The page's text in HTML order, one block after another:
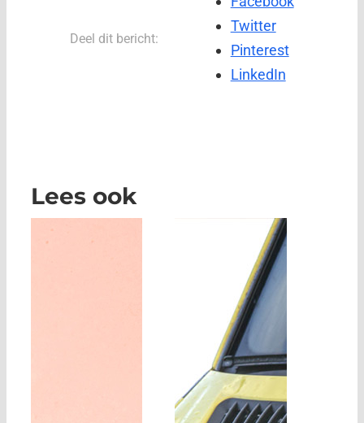
Deel dit bericht:
Twitter
Pinterest
LinkedIn
Lees ook